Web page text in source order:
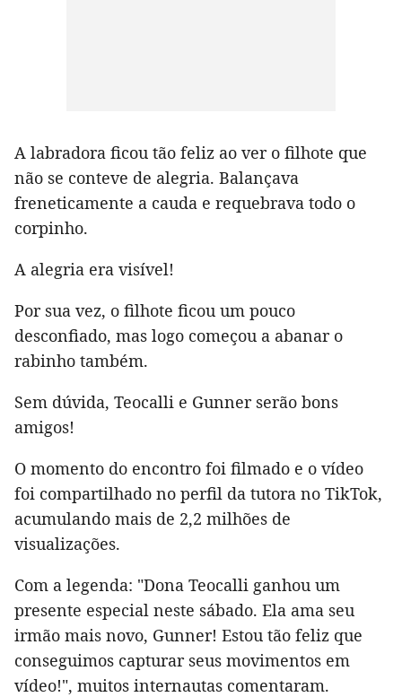
A labradora ficou tão feliz ao ver o filhote que
não se conteve de alegria. Balançava
freneticamente a cauda e requebrava todo o
corpinho.
A alegria era visível!
Por sua vez, o filhote ficou um pouco
desconfiado, mas logo começou a abanar o
rabinho também.
Sem dúvida, Teocalli e Gunner serão bons
amigos!
O momento do encontro foi filmado e o vídeo
foi compartilhado no perfil da tutora no TikTok,
acumulando mais de 2,2 milhões de
visualizações.
Com a legenda: "Dona Teocalli ganhou um
presente especial neste sábado. Ela ama seu
irmão mais novo, Gunner! Estou tão feliz que
conseguimos capturar seus movimentos em
vídeo!", muitos internautas comentaram.